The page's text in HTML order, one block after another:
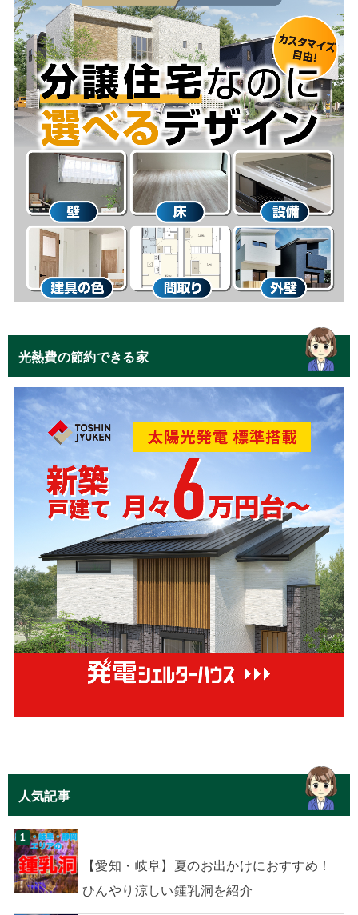
光熱費の節約できる家
人気記事
【愛知・岐阜】夏のお出かけにおすすめ！
ひんやり涼しい鍾乳洞を紹介